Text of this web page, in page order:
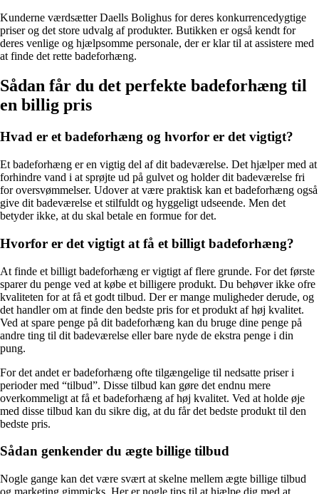
Kunderne værdsætter Daells Bolighus for deres konkurrencedygtige
priser og det store udvalg af produkter. Butikken er også kendt for
deres venlige og hjælpsomme personale, der er klar til at assistere med
at finde det rette badeforhæng.
Sådan får du det perfekte badeforhæng til
en billig pris
Hvad er et badeforhæng og hvorfor er det vigtigt?
Et badeforhæng er en vigtig del af dit badeværelse. Det hjælper med at
forhindre vand i at sprøjte ud på gulvet og holder dit badeværelse fri
for oversvømmelser. Udover at være praktisk kan et badeforhæng også
give dit badeværelse et stilfuldt og hyggeligt udseende. Men det
betyder ikke, at du skal betale en formue for det.
Hvorfor er det vigtigt at få et billigt badeforhæng?
At finde et billigt badeforhæng er vigtigt af flere grunde. For det første
sparer du penge ved at købe et billigere produkt. Du behøver ikke ofre
kvaliteten for at få et godt tilbud. Der er mange muligheder derude, og
det handler om at finde den bedste pris for et produkt af høj kvalitet.
Ved at spare penge på dit badeforhæng kan du bruge dine penge på
andre ting til dit badeværelse eller bare nyde de ekstra penge i din
pung.
For det andet er badeforhæng ofte tilgængelige til nedsatte priser i
perioder med “tilbud”. Disse tilbud kan gøre det endnu mere
overkommeligt at få et badeforhæng af høj kvalitet. Ved at holde øje
med disse tilbud kan du sikre dig, at du får det bedste produkt til den
bedste pris.
Sådan genkender du ægte billige tilbud
Nogle gange kan det være svært at skelne mellem ægte billige tilbud
og marketing gimmicks. Her er nogle tips til at hjælpe dig med at